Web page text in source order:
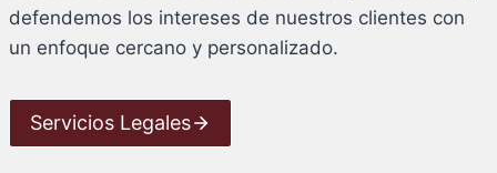
defendemos los intereses de nuestros clientes con
un enfoque cercano y personalizado.
Servicios Legales